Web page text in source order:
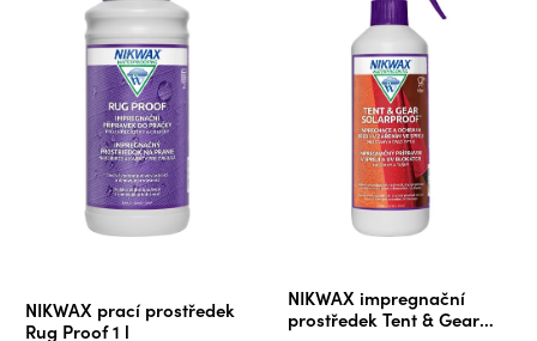
NIKWAX prací prostředek
Rug Proof 1 l
NIKWAX impregnační
prostředek Tent & Gear
Průměrné
hodnocení